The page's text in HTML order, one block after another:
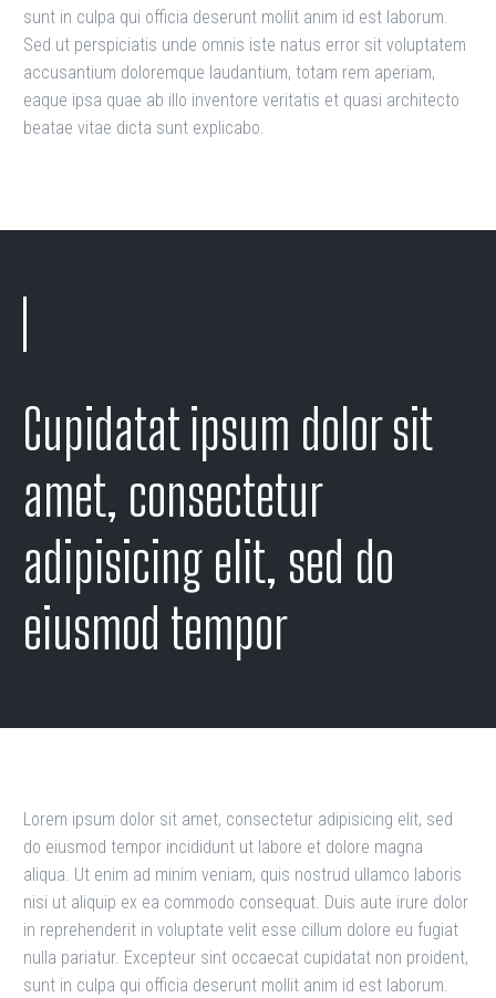
sunt in culpa qui officia deserunt mollit anim id est laborum.
Sed ut perspiciatis unde omnis iste natus error sit voluptatem
accusantium doloremque laudantium, totam rem aperiam,
eaque ipsa quae ab illo inventore veritatis et quasi architecto
beatae vitae dicta sunt explicabo.
Cupidatat ipsum dolor sit
amet, consectetur
adipisicing elit, sed do
eiusmod tempor
Lorem ipsum dolor sit amet, consectetur adipisicing elit, sed
do eiusmod tempor incididunt ut labore et dolore magna
aliqua. Ut enim ad minim veniam, quis nostrud ullamco laboris
nisi ut aliquip ex ea commodo consequat. Duis aute irure dolor
in reprehenderit in voluptate velit esse cillum dolore eu fugiat
nulla pariatur. Excepteur sint occaecat cupidatat non proident,
sunt in culpa qui officia deserunt mollit anim id est laborum.